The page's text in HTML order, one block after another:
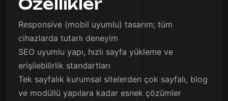
Özellikler
Responsive (mobil uyumlu) tasarım; tüm
cihazlarda tutarlı deneyim
SEO uyumlu yapı, hızlı sayfa yükleme ve
erişilebilirlik standartları
Tek sayfalık kurumsal sitelerden çok sayfalı, blog
ve modüllü yapılara kadar esnek çözümler